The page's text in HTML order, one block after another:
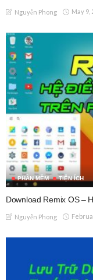
Nguyễn Phong May 9,
PHẦN MỀM TIỆN ÍCH
Download Remix OS –
Nguyễn Phong